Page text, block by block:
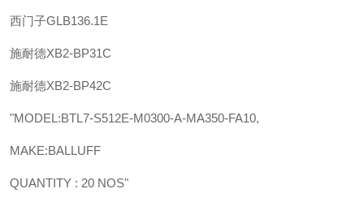
西门子GLB136.1E
施耐德XB2-BP31C
施耐德XB2-BP42C
"MODEL:BTL7-S512E-M0300-A-MA350-FA10,
MAKE:BALLUFF
QUANTITY : 20 NOS"